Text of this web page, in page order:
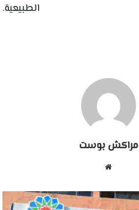
الطبيعية.
مراكش بوست